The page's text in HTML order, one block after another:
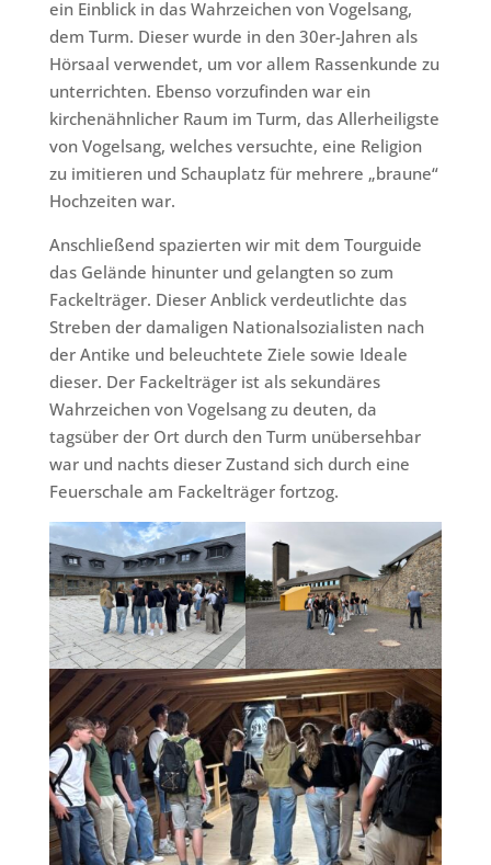
ein Einblick in das Wahrzeichen von Vogelsang,
dem Turm. Dieser wurde in den 30er-Jahren als
Hörsaal verwendet, um vor allem Rassenkunde zu
unterrichten. Ebenso vorzufinden war ein
kirchenähnlicher Raum im Turm, das Allerheiligste
von Vogelsang, welches versuchte, eine Religion
zu imitieren und Schauplatz für mehrere „braune“
Hochzeiten war.
Anschließend spazierten wir mit dem Tourguide
das Gelände hinunter und gelangten so zum
Fackelträger. Dieser Anblick verdeutlichte das
Streben der damaligen Nationalsozialisten nach
der Antike und beleuchtete Ziele sowie Ideale
dieser. Der Fackelträger ist als sekundäres
Wahrzeichen von Vogelsang zu deuten, da
tagsüber der Ort durch den Turm unübersehbar
war und nachts dieser Zustand sich durch eine
Feuerschale am Fackelträger fortzog.